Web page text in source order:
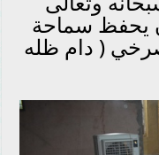
يحفظ سماحة
( دام ظله